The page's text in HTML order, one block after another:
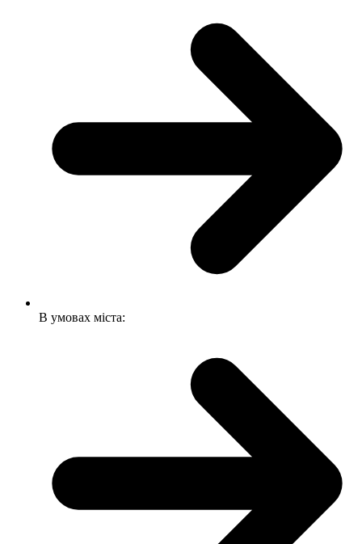
В умовах міста: